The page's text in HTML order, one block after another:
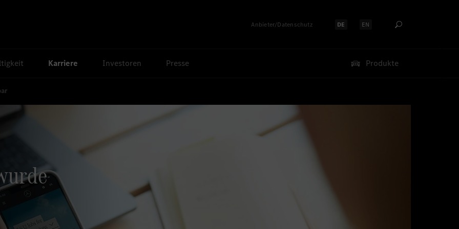
Anbieter/Datenschutz Sprache auswählen:
DE Sprache auswählen:
EN
Karriere Investoren Presse Produkte